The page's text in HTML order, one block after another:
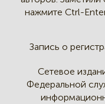
нажмите Ctrl-
Запись о
Сетевое
Федеральной